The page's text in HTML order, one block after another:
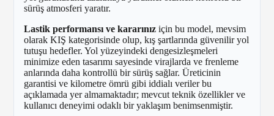
sürüş atmosferi yaratır.
Lastik performansı ve kararınız için bu model, mevsim
olarak KIŞ kategorisinde olup, kış şartlarında güvenilir yol
tutuşu hedefler. Yol yüzeyindeki dengesizleşmeleri
minimize eden tasarımı sayesinde virajlarda ve frenleme
anlarında daha kontrollü bir sürüş sağlar. Üreticinin
garantisi ve kilometre ömrü gibi iddialı veriler bu
açıklamada yer almamaktadır; mevcut teknik özellikler ve
kullanıcı deneyimi odaklı bir yaklaşım benimsenmiştir.